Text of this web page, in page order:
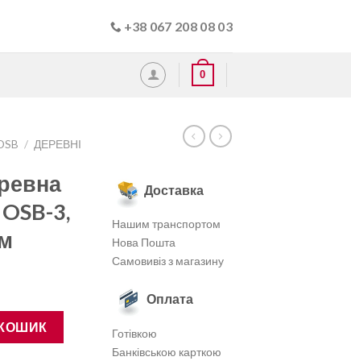
+38 067 208 08 03
0
/ ДЕРЕВНІ
3,
OSB-3, 2500×1250×10 мм кількість
Доставка
Нашим транспортом
Нова Пошта
Самовивіз з магазину
Оплата
Готівкою
Банківською карткою